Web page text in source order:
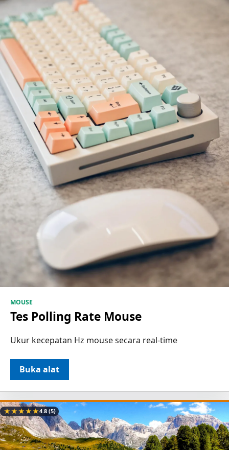
MOUSE
Tes Polling Rate Mouse
Ukur kecepatan Hz mouse secara real-time
Buka alat
★★★★★4.8(5)